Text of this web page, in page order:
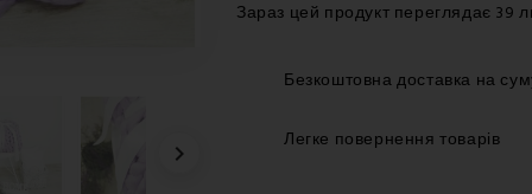

Зараз цей продукт переглядає 39
Безкоштовна доставка на
Легке повернення товарів